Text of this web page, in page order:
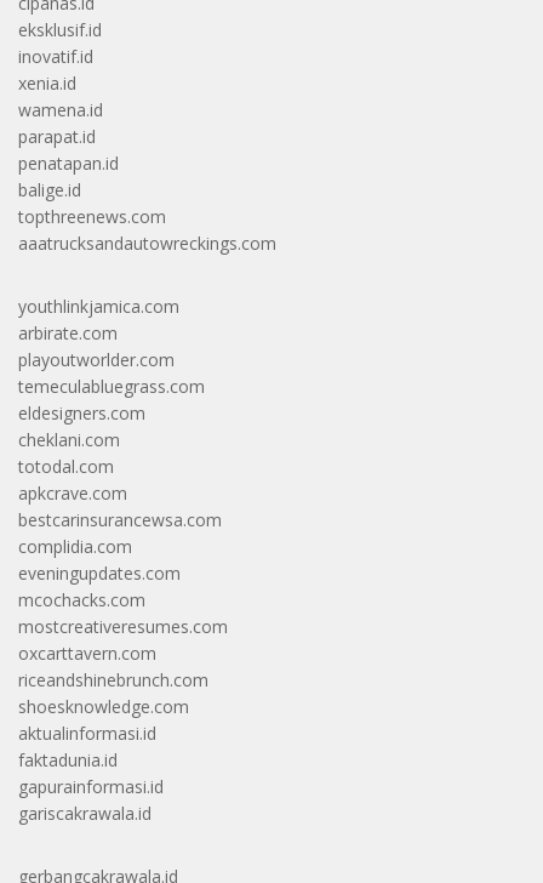
eksklusif.id
inovatif.id
xenia.id
wamena.id
parapat.id
penatapan.id
balige.id
topthreenews.com
aaatrucksandautowreckings.com
youthlinkjamica.com
arbirate.com
playoutworlder.com
temeculabluegrass.com
eldesigners.com
cheklani.com
totodal.com
apkcrave.com
bestcarinsurancewsa.com
complidia.com
eveningupdates.com
mcochacks.com
mostcreativeresumes.com
oxcarttavern.com
riceandshinebrunch.com
shoesknowledge.com
aktualinformasi.id
faktadunia.id
gapurainformasi.id
gariscakrawala.id
gerbangcakrawala.id